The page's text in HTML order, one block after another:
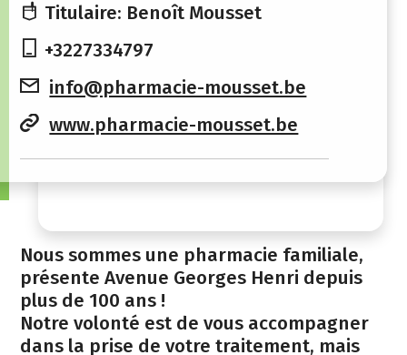
Titulaire: Benoît Mousset
+3227334797
info@pharmacie-mousset.be
www.pharmacie-mousset.be
Jeudi 09:00 - 18:30
Vendredi
Samedi 09:00 - 13:00
Dimanche Fermé
Nous sommes une pharmacie familiale,
présente Avenue Georges Henri depuis
plus de 100 ans !
Notre volonté est de vous accompagner
dans la prise de votre traitement, mais